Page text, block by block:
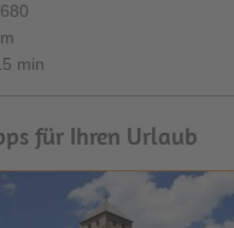
min
für Ihren Urlaub